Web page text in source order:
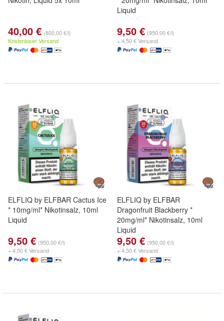
40,00 € (800,00 €/l)
Kostenloser Versand
Liquid
9,50 € (950,00 €/l)
+ 4,50 € Versand
ELFLIQ by ELFBAR Cactus Ice
* 10mg/ml* Nikotinsalz, 10ml
Liquid
9,50 € (950,00 €/l)
+ 4,50 € Versand
ELFLIQ by ELFBAR
Dragonfruit Blackberry *
20mg/ml* Nikotinsalz, 10ml
Liquid
9,50 € (950,00 €/l)
+ 4,50 € Versand